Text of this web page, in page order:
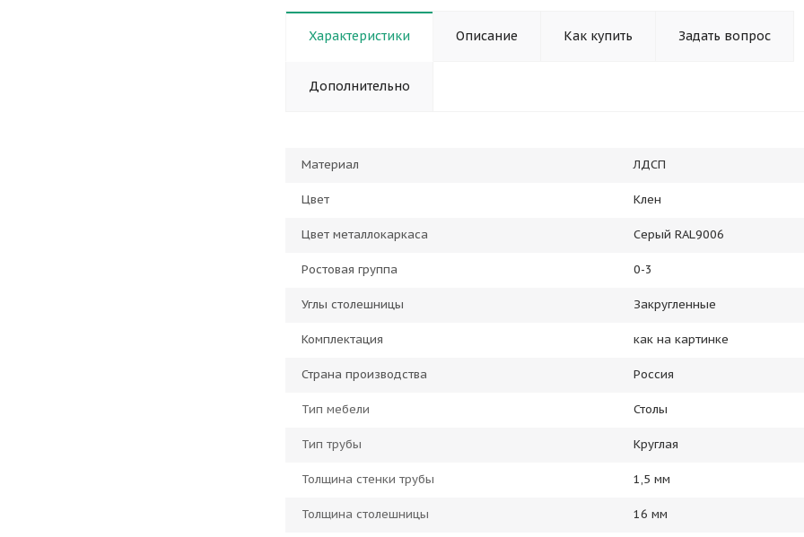
Характеристики Описание Как купить Задать вопрос
Дополнительно
Материал ЛДСП
Цвет Клен
Цвет металлокаркаса Серый RAL9006
Ростовая группа 0-3
Углы столешницы Закругленные
Комплектация как на картинке
Страна производства Россия
Тип мебели Столы
Тип трубы Круглая
Толщина стенки трубы 1,5 мм
Толщина столешницы 16 мм